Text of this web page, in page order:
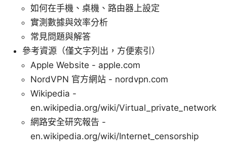
如何在手機、桌機、路由器上設定
實測數據與效率分析
常見問題與解答
參考資源（僅文字列出，方便索引）
Apple Website - apple.com
NordVPN 官方網站 - nordvpn.com
Wikipedia -
en.wikipedia.org/wiki/Virtual_private_network
網路安全研究報告 -
en.wikipedia.org/wiki/Internet_censorship